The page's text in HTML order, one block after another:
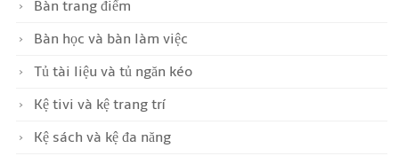
Bàn trang điểm
Bàn học và bàn làm việc
Tủ tài liệu và tủ ngăn kéo
Kệ tivi và kệ trang trí
Kệ sách và kệ đa năng